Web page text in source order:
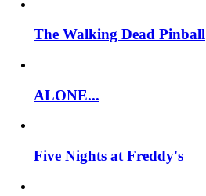
The Walking Dead Pinball
ALONE...
Five Nights at Freddy's